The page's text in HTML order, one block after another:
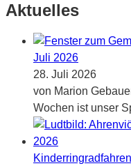
Aktuelles
Juli 2026
28. Juli 2026
von Marion
Wochen ist unser